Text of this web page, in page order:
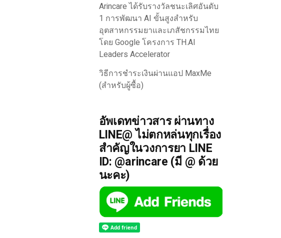
Arincare ได้รับรางวัลชนะเลิศอันดับ
1 การพัฒนา AI ขั้นสูงสำหรับ
อุตสาหกรรมยาและเภสัชกรรมไทย
โดย Google โครงการ TH.AI
Leaders Accelerator
วิธีการชำระเงินผ่านแอป MaxMe
(สำหรับผู้ซื้อ)
อัพเดทข่าวสาร ผ่านทาง
LINE@ ไม่ตกหล่นทุกเรื่อง
สำคัญในวงการยา LINE
ID: @arincare (มี @ ด้วย
นะคะ)